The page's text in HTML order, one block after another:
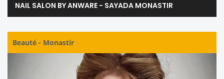
NAIL SALON BY ANWARE - SAYADA MONASTIR
Beauté - Monastir